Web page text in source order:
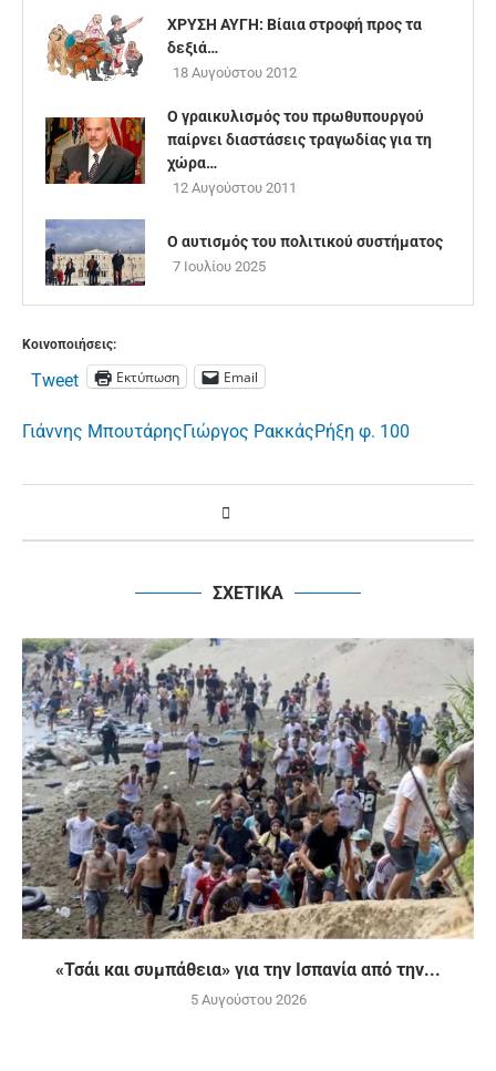
ΧΡΥΣΗ ΑΥΓΗ: Βίαια στροφή προς τα
δεξιά…
18 Αυγούστου 2012
O γραικυλισμός του πρωθυπουργού
παίρνει διαστάσεις τραγωδίας για τη
χώρα…
12 Αυγούστου 2011
Ο αυτισμός του πολιτικού συστήματος
7 Ιουλίου 2025
Κοινοποιήσεις:
Tweet Εκτύπωση Email
Γιάννης ΜπουτάρηςΓιώργος ΡακκάςΡήξη φ. 100
ΣΧΕΤΙΚΑ
«Τσάι και συμπάθεια» για την Ισπανία από την...
5 Αυγούστου 2026